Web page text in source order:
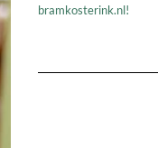
bramkosterink.nl!